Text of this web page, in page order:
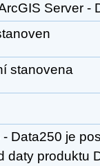
Server -
stanovena
Data250 je
daty produktu